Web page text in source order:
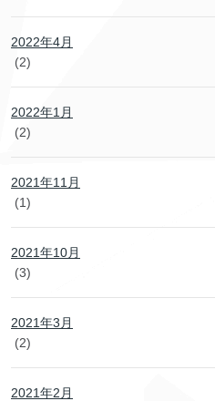
2022年4月
(2)
2022年1月
(2)
2021年11月
(1)
2021年10月
(3)
2021年3月
(2)
2021年2月